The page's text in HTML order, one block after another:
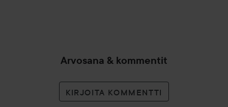
Arvosana & kommentit
KIRJOITA KOMMENTTI